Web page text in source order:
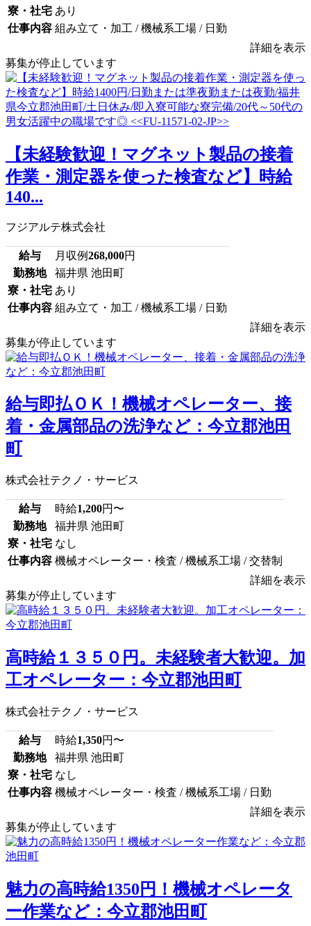
寮・社宅 あり
仕事内容 組み立て・加工 / 機械系工場 / 日勤
詳細を表示
募集が停止しています
【未経験歓迎！マグネット製品の接着
作業・測定器を使った検査など】時給
140...
フジアルテ株式会社
給与 月収例268,000円
勤務地
福井県 池田町
寮・社宅 あり
仕事内容 組み立て・加工 / 機械系工場 / 日勤
詳細を表示
募集が停止しています
給与即払ＯＫ！機械オペレーター、接
着・金属部品の洗浄など：今立郡池田
町
株式会社テクノ・サービス
給与 時給1,200円〜
勤務地
福井県 池田町
寮・社宅 なし
仕事内容 機械オペレーター・検査 / 機械系工場 / 交替制
詳細を表示
募集が停止しています
高時給１３５０円。未経験者大歓迎。加
工オペレーター：今立郡池田町
株式会社テクノ・サービス
給与 時給1,350円〜
勤務地
福井県 池田町
寮・社宅 なし
仕事内容 機械オペレーター・検査 / 機械系工場 / 日勤
詳細を表示
募集が停止しています
魅力の高時給1350円！機械オペレータ
ー作業など：今立郡池田町